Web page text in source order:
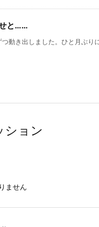
と……
つ動き出しました。ひと月ぶり
ション
ません